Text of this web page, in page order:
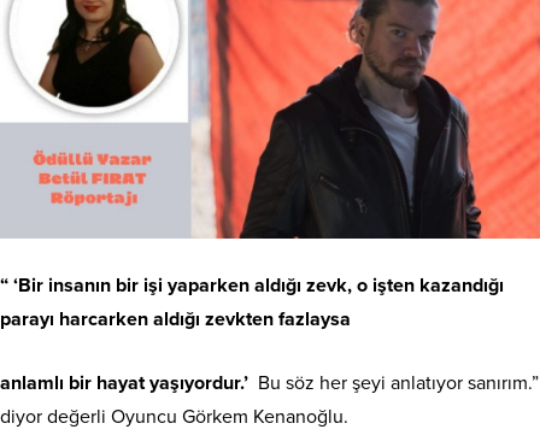
“ ‘Bir insanın bir işi yaparken aldığı zevk, o işten kazandığı
parayı harcarken aldığı zevkten fazlaysa
anlamlı bir hayat yaşıyordur.’ Bu söz her şeyi anlatıyor sanırım.”
diyor değerli Oyuncu Görkem Kenanoğlu.